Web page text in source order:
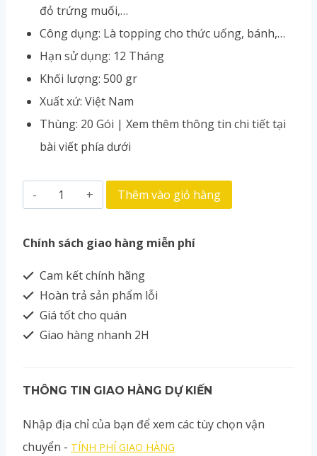
đỏ trứng muối,…
Công dụng: Là topping cho thức uống, bánh,…
Hạn sử dụng: 12 Tháng
Khối lượng: 500 gr
Xuất xứ: Việt Nam
Thùng: 20 Gói | Xem thêm thông tin chi tiết tại
bài viết phía dưới
Thêm vào giỏ hàng
Chính sách giao hàng miễn phí
Cam kết chính hãng
Hoàn trả sản phẩm lỗi
Giá tốt cho quán
Giao hàng nhanh 2H
THÔNG TIN GIAO HÀNG DỰ KIẾN
Nhập địa chỉ của bạn để xem các tùy chọn vận
chuyển - TÍNH PHÍ GIAO HÀNG